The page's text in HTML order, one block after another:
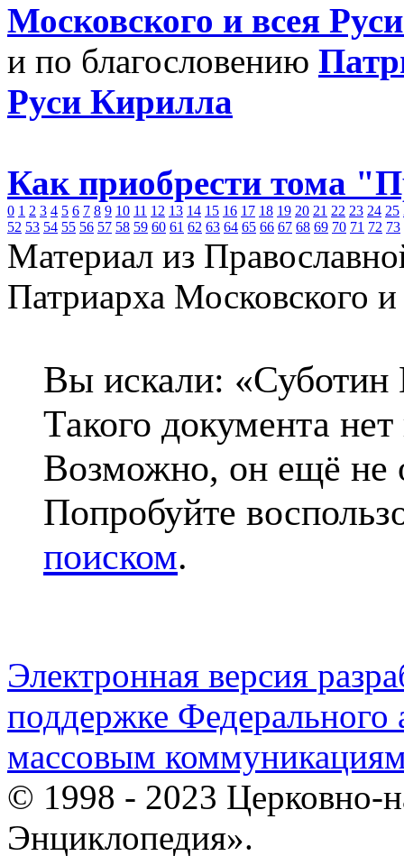
Московского и всея
и по благословению
Руси Кирилла
Как приобрести тома
0 1 2 3 4 5 6 7 8 9 10 11 12 13 14 15 16 17 18 19 20 21 22 23 24 25
52 53 54 55 56 57 58 59 60 61 62 63 64 65 66 67 68 69 70 71 72 73
Материал из
Патриарха Московского
Вы искали: «Суботин
Такого документа
Возможно, он ещё не
Попробуйте
поиском.
Электронная версия
поддержке Федерального
массовым
© 1998 - 2023 Церковно-
Энциклопедия».